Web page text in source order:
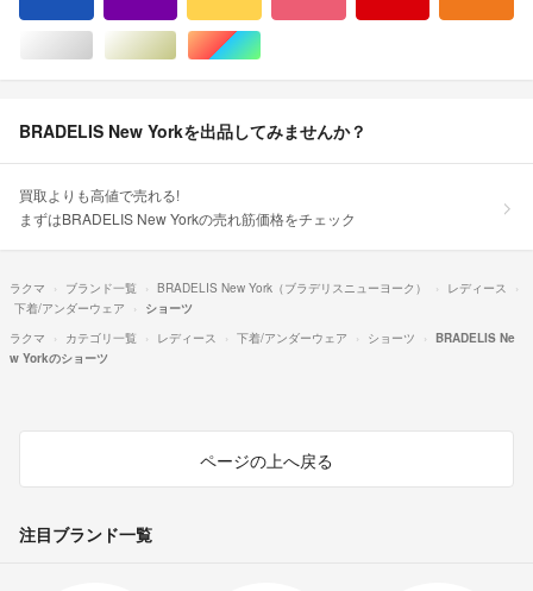
シルバー/銀色系ゴールド/金色系マルチカラー
BRADELIS New Yorkを出品してみませんか？
買取よりも高値で売れる!
まずはBRADELIS New Yorkの売れ筋価格をチェック
ラクマ ブランド一覧 BRADELIS New York（ブラデリスニューヨーク）
レディース
下着/アンダーウェア
ショーツ
ラクマ
カテゴリ一覧 レディース 下着/アンダーウェア ショーツ
BRADELIS Ne
w Yorkのショーツ
ページの上へ戻る
注目ブランド一覧